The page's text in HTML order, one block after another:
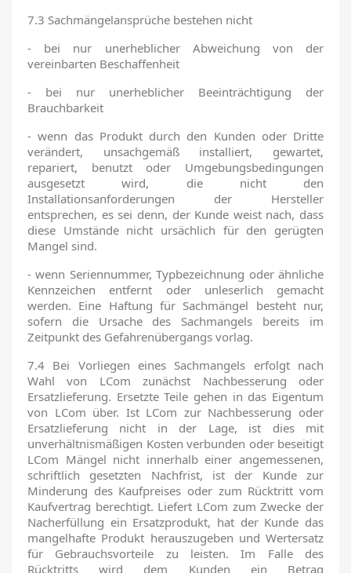
7.3 Sachmängelansprüche bestehen nicht
- bei nur unerheblicher Abweichung von der
vereinbarten Beschaffenheit
- bei nur unerheblicher Beeinträchtigung der
Brauchbarkeit
- wenn das Produkt durch den Kunden oder Dritte
verändert, unsachgemäß installiert, gewartet,
repariert, benutzt oder Umgebungsbedingungen
ausgesetzt wird, die nicht den
Installationsanforderungen der Hersteller
entsprechen, es sei denn, der Kunde weist nach, dass
diese Umstände nicht ursächlich für den gerügten
Mangel sind.
- wenn Seriennummer, Typbezeichnung oder ähnliche
Kennzeichen entfernt oder unleserlich gemacht
werden. Eine Haftung für Sachmängel besteht nur,
sofern die Ursache des Sachmangels bereits im
Zeitpunkt des Gefahrenübergangs vorlag.
7.4 Bei Vorliegen eines Sachmangels erfolgt nach
Wahl von LCom zunächst Nachbesserung oder
Ersatzlieferung. Ersetzte Teile gehen in das Eigentum
von LCom über. Ist LCom zur Nachbesserung oder
Ersatzlieferung nicht in der Lage, ist dies mit
unverhältnismäßigen Kosten verbunden oder beseitigt
LCom Mängel nicht innerhalb einer angemessenen,
schriftlich gesetzten Nachfrist, ist der Kunde zur
Minderung des Kaufpreises oder zum Rücktritt vom
Kaufvertrag berechtigt. Liefert LCom zum Zwecke der
Nacherfüllung ein Ersatzprodukt, hat der Kunde das
mangelhafte Produkt herauszugeben und Wertersatz
für Gebrauchsvorteile zu leisten. Im Falle des
Rücktritts wird dem Kunden ein Betrag